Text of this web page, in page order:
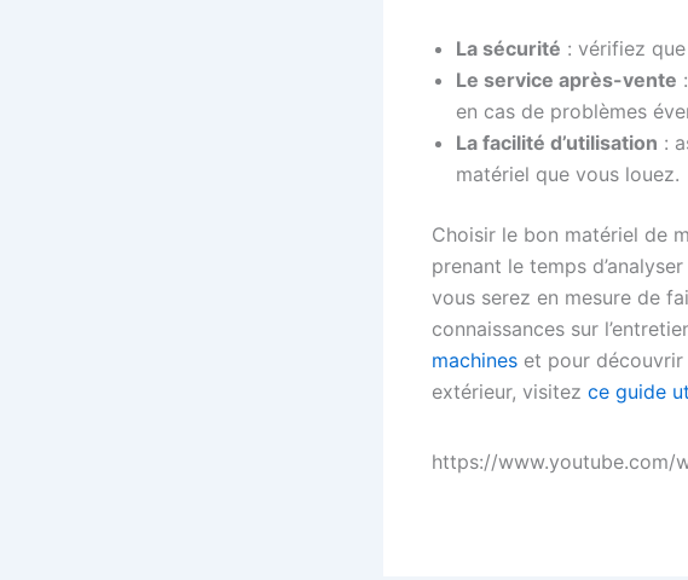
La sécurité : vérifiez
Le service après-vente
en cas de problèmes
La facilité d’utilisation :
matériel que vous louez.
Choisir le bon matériel de
prenant le temps
vous serez en mesure de
connaissances sur
machines et pour découvrir
extérieur, visitez ce guide
https://www.youtube.com/